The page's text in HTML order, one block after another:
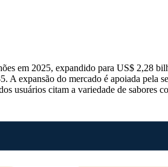
em 2025, expandido para US$ 2,28
expansão do mercado é apoiada pela
usuários citam a variedade de